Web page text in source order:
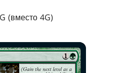
(вместо 4G)